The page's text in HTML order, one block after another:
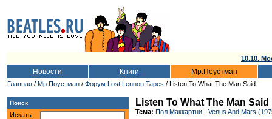
10.10.
Новости Книги Мр.Поустман
Главная / Мр.Поустман / Форум Lost Lennon Tapes / Listen To What The Man Said
Поиск
Искать:
Listen To What The Man Said
Тема: Пол Маккартни - Venus And Mars